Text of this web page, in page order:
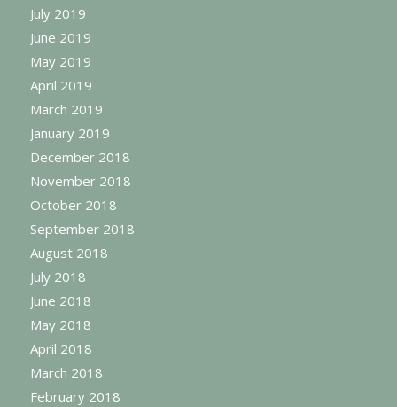
July 2019
June 2019
May 2019
April 2019
March 2019
January 2019
December 2018
November 2018
October 2018
September 2018
August 2018
July 2018
June 2018
May 2018
April 2018
March 2018
February 2018